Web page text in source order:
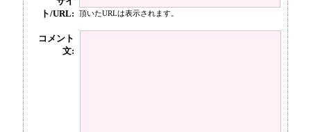
ト/URL:
頂いたURLは表示されます。
コメント
文: